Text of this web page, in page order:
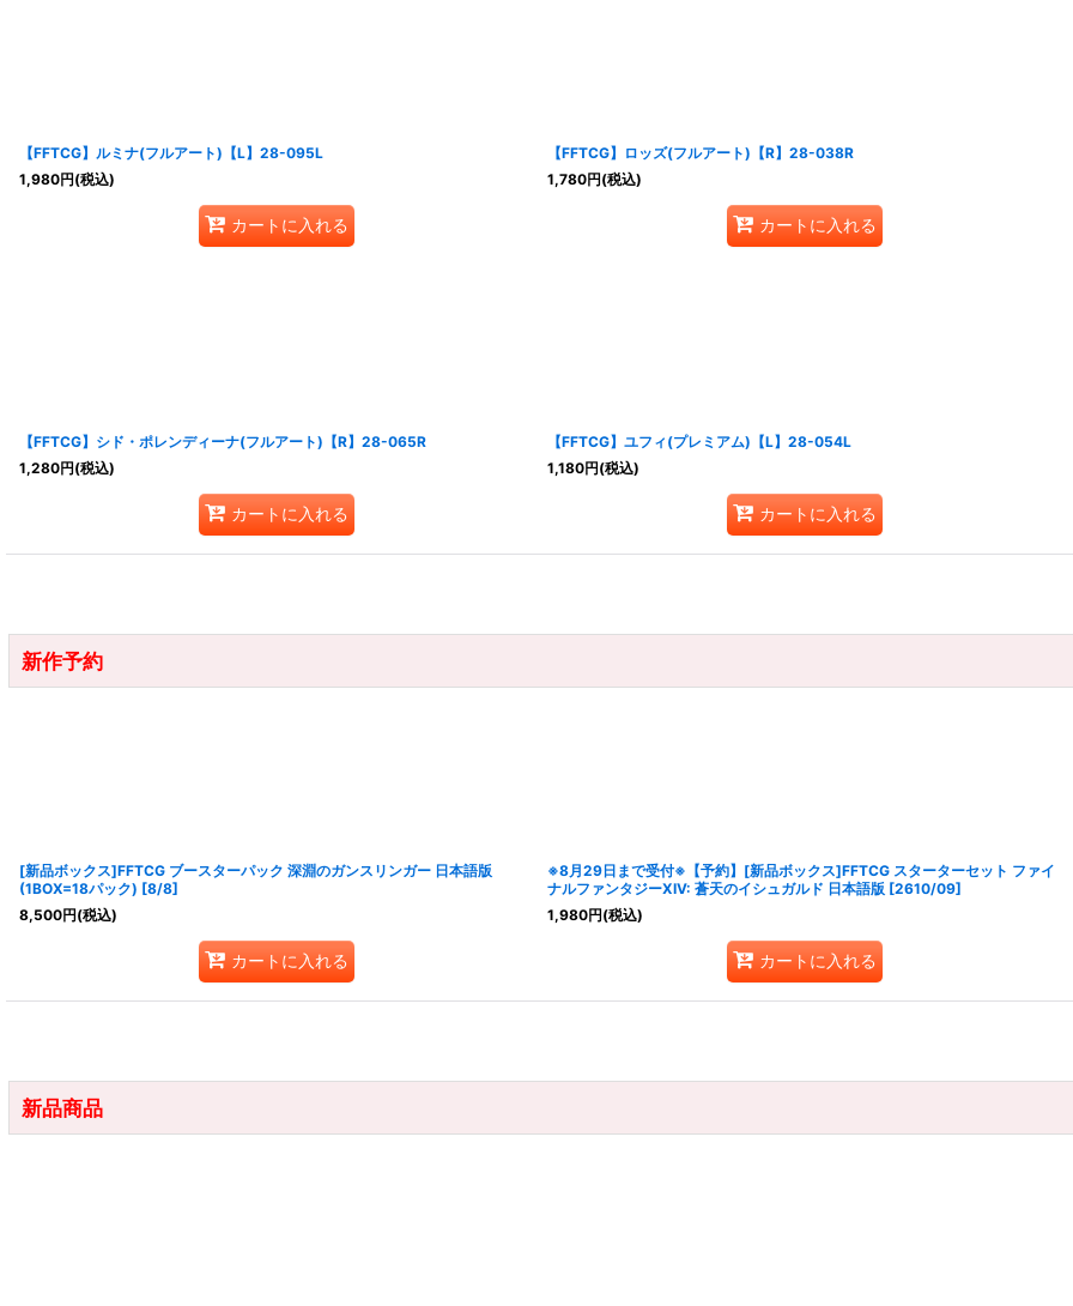
【FFTCG】ルミナ(フルアート)【L】28-095L
1,980円(税込)
カートに入れる
【FFTCG】ロッズ(フルアート)【R】28-038R
1,780円(税込)
カートに入れる
【FFTCG】シド・ポレンディーナ(フルアート)【R】28-065R
1,280円(税込)
カートに入れる
【FFTCG】ユフィ(プレミアム)【L】28-054L
1,180円(税込)
カートに入れる
新作予約
[新品ボックス]FFTCG ブースターパック 深淵のガンスリンガー 日本語版
(1BOX=18パック) [8/8]
8,500円(税込)
カートに入れる
※8月29日まで受付※【予約】[新品ボックス]FFTCG スターターセット ファイ
ナルファンタジーXIV: 蒼天のイシュガルド 日本語版 [2610/09]
1,980円(税込)
カートに入れる
新品商品